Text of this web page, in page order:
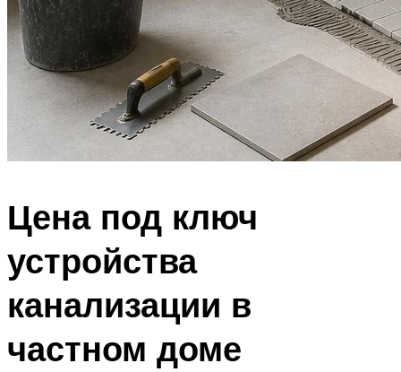
Цена под ключ
устройства
канализации в
частном доме